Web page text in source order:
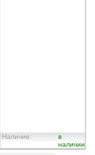
Наличие:
в
наличии